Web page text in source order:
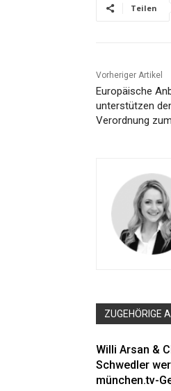
Teilen
Vorheriger Artikel
Europäische
unterstützen
Verordnung
ZUGEHÖRIGE
Willi Arsan &
Schwedler
münchen.tv-